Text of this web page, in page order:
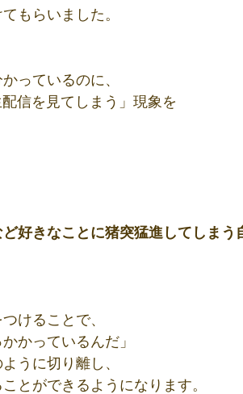
もらいました。
っているのに、
信を見てしまう」現象を
好きなことに猪突猛進してしまう
けることで、
かっているんだ」
うに切り離し、
とができるようになります。